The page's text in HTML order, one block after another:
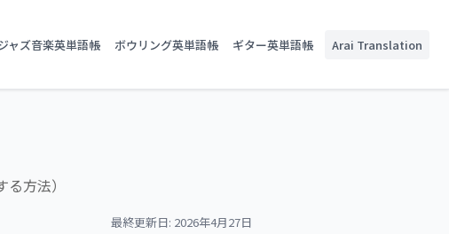
ャズ音楽英単語帳 ボウリング英単語帳 ギター英単語帳 Arai Translation
方法）
最終更新日: 2026年4月27日